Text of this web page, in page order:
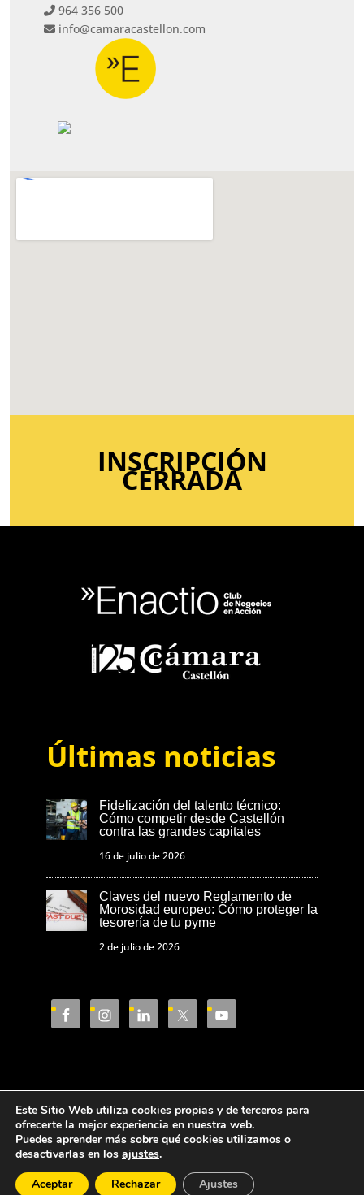
964 356 500
info@camaracastellon.com
INSCRIPCIÓN
CERRADA
Últimas noticias
Fidelización del talento técnico:
Cómo competir desde Castellón
contra las grandes capitales
16 de julio de 2026
Claves del nuevo Reglamento de
Morosidad europeo: Cómo proteger la
tesorería de tu pyme
2 de julio de 2026
Aviso Legal
Política de privacidad
Política de cookies
Cámara de Comercio de Castellón © 2023
Este Sitio Web utiliza cookies propias y de terceros para
ofrecerte la mejor experiencia en nuestra web.
Puedes aprender más sobre qué cookies utilizamos o
desactivarlas en los ajustes.
Aceptar
Rechazar Ajustes